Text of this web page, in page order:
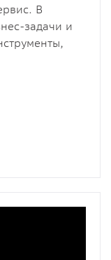
В
задачи и